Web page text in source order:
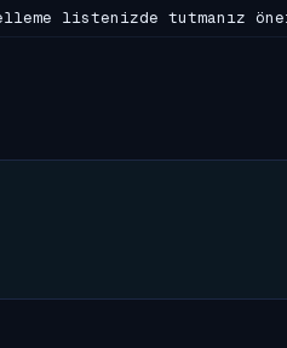
listenizde tutmanız